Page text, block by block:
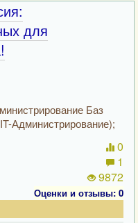
для
Баз
Администрирование);
0
1
9872
Оценки и отзывы: 0